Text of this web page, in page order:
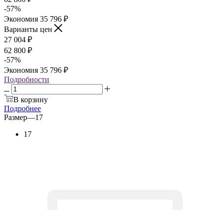
-57%
Экономия 35 796 ₽
Варианты цен
27 004 ₽
62 800 ₽
-57%
Экономия 35 796 ₽
Подробности
В корзину
Подробнее
Размер—17
17